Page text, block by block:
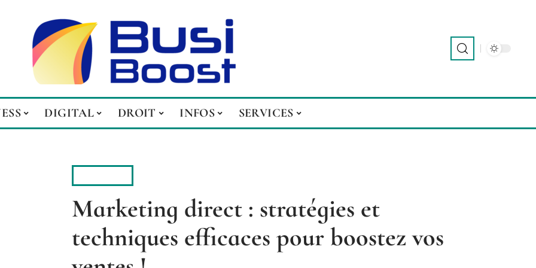
DIGITAL DROIT INFOS SERVICES
Marketing direct : stratégies et
techniques efficaces pour boostez vos